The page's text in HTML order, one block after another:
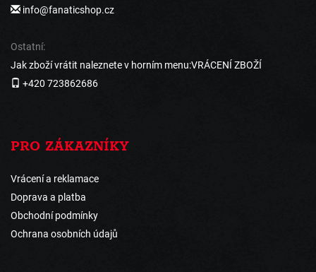
info@fanaticshop.cz
Ostatní:
Jak zboží vrátit naleznete v horním menu:VRÁCENÍ ZBOŽÍ
+420 723862686
PRO ZÁKAZNÍKY
Vrácení a reklamace
Doprava a platba
Obchodní podmínky
Ochrana osobních údajů